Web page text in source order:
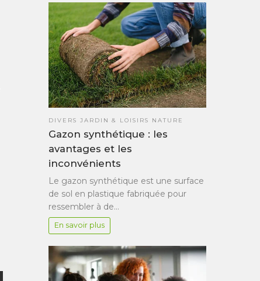
DIVERS JARDIN & LOISIRS NATURE
Gazon synthétique : les
avantages et les
inconvénients
Le gazon synthétique est une surface
de sol en plastique fabriquée pour
ressembler à de…
En savoir plus